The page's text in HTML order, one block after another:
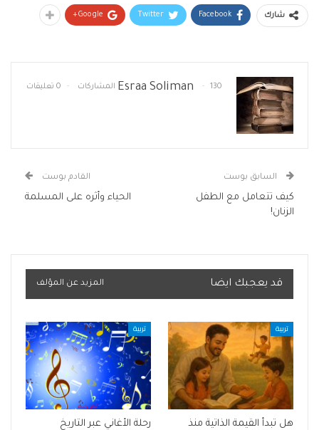
شارك Facebook
Twitter
Google+
Esraa Soliman 130 المشاركات 0 تعليقات
السابق بوست
كيف تتعامل مع الطفل
الزنان!
القادم بوست
الحياء وأثره على المسلمة
قد يعجبك ايضا المزيد عن المؤلف
تربية
هل تبدأ القيمة الذاتية منذ
تربية
رحلة الأغاني عبر التاريخ